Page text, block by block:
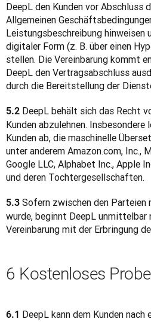
DeepL den Kunden vor Abschluss
Allgemeinen
Leistungsbeschreibung hinweisen
digitaler Form (z. B. über einen
stellen. Die Vereinbarung kommt
DeepL den Vertragsabschluss
durch die Bereitstellung der
5.2 DeepL behält sich das Recht
Kunden abzulehnen.
Kunden ab, die maschinelle
unter anderem Amazon.com, Inc.,
Google LLC, Alphabet Inc., Apple
und deren Tochtergesellschaften.
5.3 Sofern zwischen den Parteien
wurde, beginnt DeepL unmittelbar
Vereinbarung mit der Erbringung
6 Kostenloses
6.1 DeepL kann dem Kunden nach